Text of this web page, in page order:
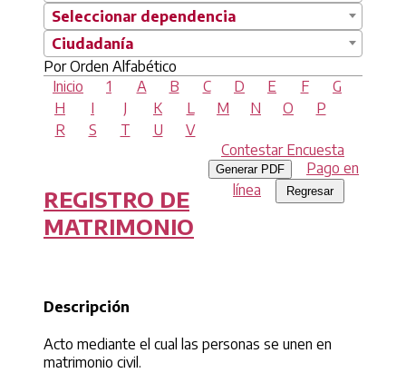
Seleccionar dependencia
Ciudadanía
Por Orden Alfabético
Inicio
1 A B C D E F
G
H
I J K L M N O
P
R
S T U
V
Contestar Encuesta
Generar PDF
Pago en
línea
REGISTRO DE
MATRIMONIO
Descripción
Acto mediante el cual las personas se unen en
matrimonio civil.